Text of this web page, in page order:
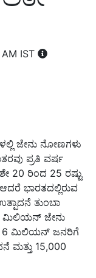
IST
ಜೇನು ನೋಣಗಳು
ಪ್ರತಿ ವರ್ಷ
20 ರಿಂದ 25 ರಷ್ಟು
ಭಾರತದಲ್ಲಿರುವ
ತುಂಬಾ
ಮಿಲಿಯನ್ ಜೇನು
6 ಮಿಲಿಯನ್ ಜನರಿಗೆ
15,000